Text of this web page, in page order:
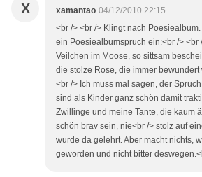
X xamantao 04/12/2010 22:15
<br /> <br /> Klingt nach
ein Poesiealbumspruch ein:<br /> <br
Veilchen im Moose, so sittsam
die stolze Rose, die immer bewundert
<br /> Ich muss mal sagen, der
sind als Kinder ganz schön damit
Zwillinge und meine Tante, die kaum
schön brav sein, nie<br /> stolz auf
wurde da gelehrt. Aber macht nichts,
geworden und nicht bitter